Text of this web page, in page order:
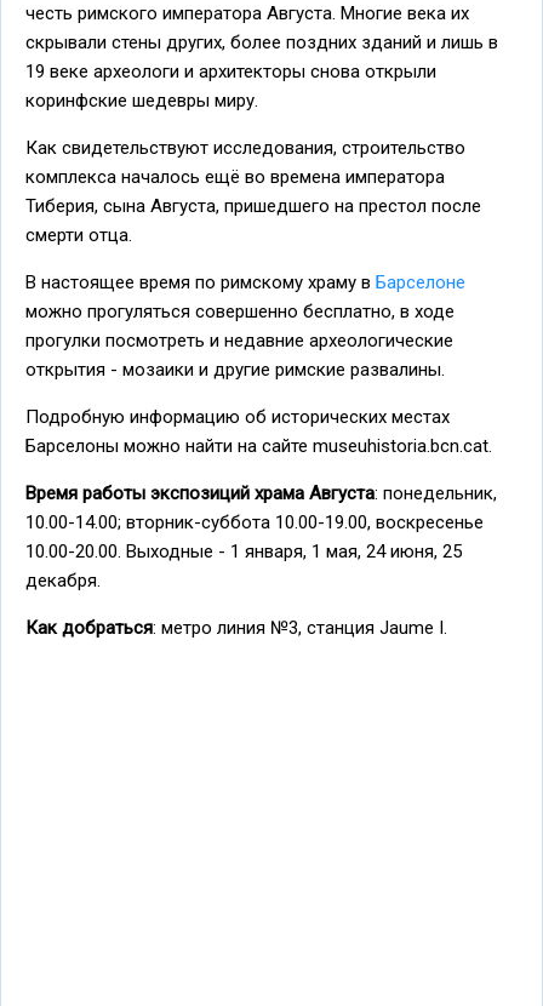
честь римского императора Августа. Многие века их
скрывали стены других, более поздних зданий и лишь в
19 веке археологи и архитекторы снова открыли
коринфские шедевры миру.
Как свидетельствуют исследования, строительство
комплекса началось ещё во времена императора
Тиберия, сына Августа, пришедшего на престол после
смерти отца.
В настоящее время по римскому храму в Барселоне
можно прогуляться совершенно бесплатно, в ходе
прогулки посмотреть и недавние археологические
открытия - мозаики и другие римские развалины.
Подробную информацию об исторических местах
Барселоны можно найти на сайте museuhistoria.bcn.cat.
Время работы экспозиций храма Августа: понедельник,
10.00-14.00; вторник-суббота 10.00-19.00, воскресенье
10.00-20.00. Выходные - 1 января, 1 мая, 24 июня, 25
декабря.
Как добраться: метро линия №3, станция Jaume I.